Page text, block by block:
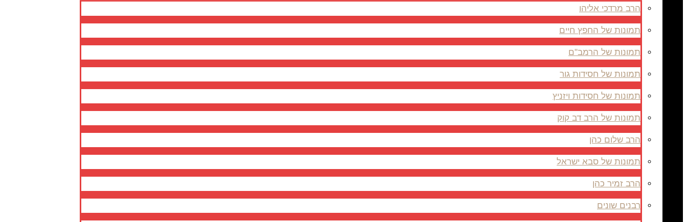
הרב מרדכי אליהו
תמונות של החפץ חיים
תמונות של הרמב"ם
תמונות של חסידות גור
תמונות של חסידות ויזניץ
תמונות של הרב דב קוק
הרב שלום כהן
תמונות של סבא ישראל
הרב זמיר כהן
רבנים שונים